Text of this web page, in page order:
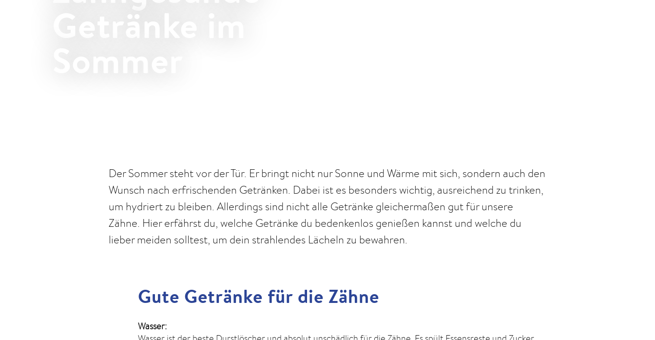
Der Sommer steht vor der Tür. Er bringt nicht nur Sonne und Wärme mit sich, sondern auch den
Wunsch nach erfrischenden Getränken. Dabei ist es besonders wichtig, ausreichend zu trinken,
um hydriert zu bleiben. Allerdings sind nicht alle Getränke gleichermaßen gut für unsere
Zähne. Hier erfährst du, welche Getränke du bedenkenlos genießen kannst und welche du
lieber meiden solltest, um dein strahlendes Lächeln zu bewahren.
Gute Getränke für die Zähne
Wasser: